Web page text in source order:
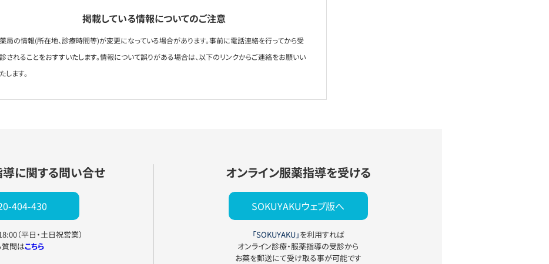
掲載している情報についてのご注意
薬局の情報(所在地、診療時間等)が変更になっている場合があります。事前に電話連絡を行ってから受
診されることをおすすいたします。情報について誤りがある場合は、以下のリンクからご連絡をお願いい
たします。
に関する問い合せ
404-430
（平日・土日祝営業）
質問はこちら
オンライン服薬指導を受ける
SOKUYAKUウェブ版へ
「SOKUYAKU」を利用すれば
オンライン診療・服薬指導の受診から
お薬を郵送にて受け取る事が可能です